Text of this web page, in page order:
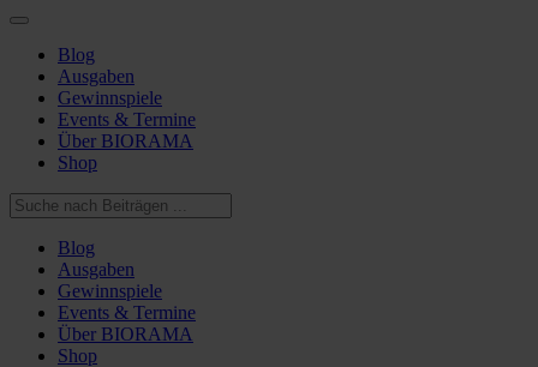
Blog
Ausgaben
Gewinnspiele
Events & Termine
Über BIORAMA
Shop
Blog
Ausgaben
Gewinnspiele
Events & Termine
Über BIORAMA
Shop